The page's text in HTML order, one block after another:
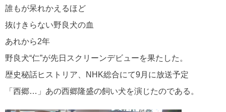
誰もが呆れかえるほど
抜けきらない野良犬の血
あれから2年
野良犬“仁”が先日スクリーンデビューを果たした。
歴史秘話ヒストリア、NHK総合にて9月に放送予定
「西郷…」あの西郷隆盛の飼い犬を演じたのである。